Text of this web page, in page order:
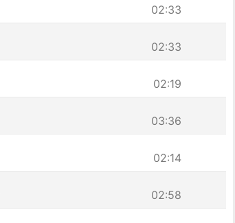
02:33
02:33
02:19
03:36
02:14
02:58